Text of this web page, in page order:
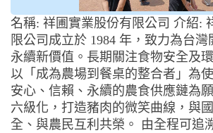
名稱: 祥圃實業股份有限公司 介紹:
限公司成立於 1984 年，致力為台
永續新價值。長期關注食物安全及
以「成為農場到餐桌的整合者」為
安心、信賴、永續的農食供應鏈為
六級化，打造豬肉的微笑曲線，與
全、與農民互利共榮。 由全程可追